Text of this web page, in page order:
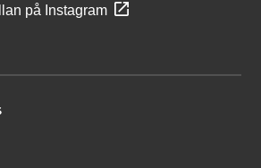
på Instagram